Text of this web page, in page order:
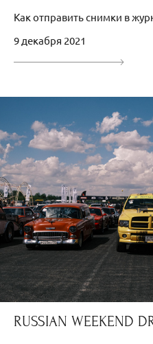
Как отправить снимки в
9 декабря 2021
RUSSIAN WEEKEND